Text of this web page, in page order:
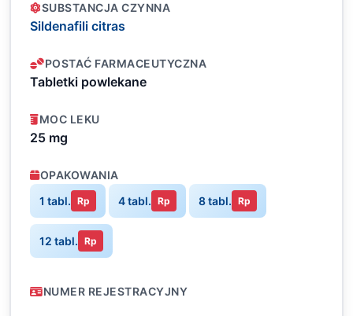
SUBSTANCJA CZYNNA
Sildenafili citras
POSTAĆ FARMACEUTYCZNA
Tabletki powlekane
MOC LEKU
25 mg
OPAKOWANIA
1 tabl. Rp 4 tabl. Rp 8 tabl. Rp
12 tabl. Rp
NUMER REJESTRACYJNY